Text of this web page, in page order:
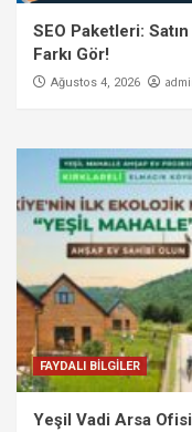
SEO Paketleri:
Farkı Gör!
Ağustos 4, 2026
FAYDALI BİLGİLER
Yeşil Vadi Arsa Ofisi